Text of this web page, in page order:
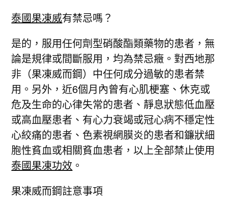
泰國果凍威有禁忌嗎？
是的，服用任何劑型硝酸酯類藥物的患者，無
論是規律或間斷服用，均為禁忌癥。對西地那
非（果凍威而鋼）中任何成分過敏的患者禁
用。另外，近6個月內曾有心肌梗塞、休克或
危及生命的心律失常的患者、靜息狀態低血壓
或高血壓患者、有心力衰竭或冠心病不穩定性
心絞痛的患者、色素視網膜炎的患者和鐮狀細
胞性貧血或相關貧血患者，以上全部禁止使用
泰國果凍功效 。
果凍威而鋼註意事項